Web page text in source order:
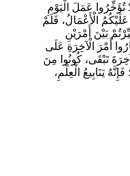
تُؤَخِّرُوا عَمَلَ الْيَوْمِ
الْأَعْمَالُ، فَلَمْ
بَيْنَ أَمْرَيْنِ
أَمْرَ الْآخِرَةِ عَلَى
تَبْقَى، كُونُوا مِنَ
يَنَابِيعُ الْعِلْمِ،